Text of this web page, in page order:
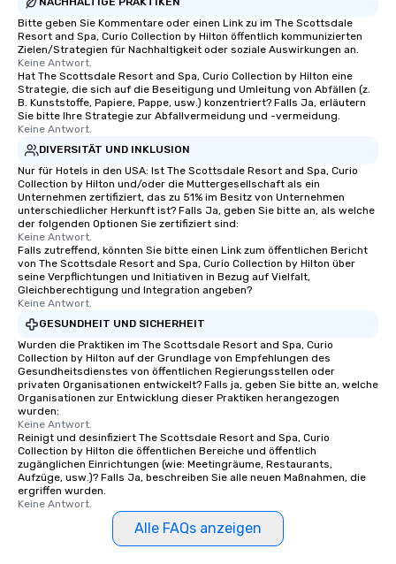
Bitte geben Sie Kommentare oder einen Link zu im The Scottsdale
Resort and Spa, Curio Collection by Hilton öffentlich kommunizierten
Zielen/Strategien für Nachhaltigkeit oder soziale Auswirkungen an.
Keine Antwort.
Hat The Scottsdale Resort and Spa, Curio Collection by Hilton eine
Strategie, die sich auf die Beseitigung und Umleitung von Abfällen (z.
B. Kunststoffe, Papiere, Pappe, usw.) konzentriert? Falls Ja, erläutern
Sie bitte Ihre Strategie zur Abfallvermeidung und -vermeidung.
Keine Antwort.
DIVERSITÄT UND INKLUSION
Nur für Hotels in den USA: Ist The Scottsdale Resort and Spa, Curio
Collection by Hilton und/oder die Muttergesellschaft als ein
Unternehmen zertifiziert, das zu 51% im Besitz von Unternehmen
unterschiedlicher Herkunft ist? Falls Ja, geben Sie bitte an, als welche
der folgenden Optionen Sie zertifiziert sind:
Keine Antwort.
Falls zutreffend, könnten Sie bitte einen Link zum öffentlichen Bericht
von The Scottsdale Resort and Spa, Curio Collection by Hilton über
seine Verpflichtungen und Initiativen in Bezug auf Vielfalt,
Gleichberechtigung und Integration angeben?
Keine Antwort.
GESUNDHEIT UND SICHERHEIT
Wurden die Praktiken im The Scottsdale Resort and Spa, Curio
Collection by Hilton auf der Grundlage von Empfehlungen des
Gesundheitsdienstes von öffentlichen Regierungsstellen oder
privaten Organisationen entwickelt? Falls ja, geben Sie bitte an, welche
Organisationen zur Entwicklung dieser Praktiken herangezogen
wurden:
Keine Antwort.
Reinigt und desinfiziert The Scottsdale Resort and Spa, Curio
Collection by Hilton die öffentlichen Bereiche und öffentlich
zugänglichen Einrichtungen (wie: Meetingräume, Restaurants,
Aufzüge, usw.)? Falls Ja, beschreiben Sie alle neuen Maßnahmen, die
ergriffen wurden.
Keine Antwort.
Alle FAQs anzeigen